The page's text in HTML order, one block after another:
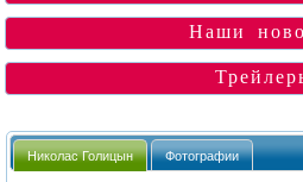
Наши
Николас Голицын Фотографии